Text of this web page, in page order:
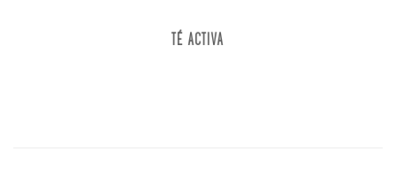
TÉ ACTIVA